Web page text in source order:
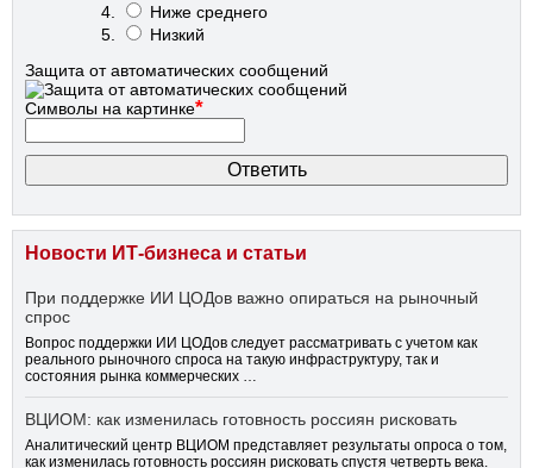
Ниже среднего
Низкий
Защита от автоматических сообщений
Символы на картинке*
Новости ИТ-бизнеса и статьи
При поддержке ИИ ЦОДов важно опираться на рыночный
спрос
Вопрос поддержки ИИ ЦОДов следует рассматривать с учетом как
реального рыночного спроса на такую инфраструктуру, так и
состояния рынка коммерческих …
ВЦИОМ: как изменилась готовность россиян рисковать
Аналитический центр ВЦИОМ представляет результаты опроса о том,
как изменилась готовность россиян рисковать спустя четверть века.